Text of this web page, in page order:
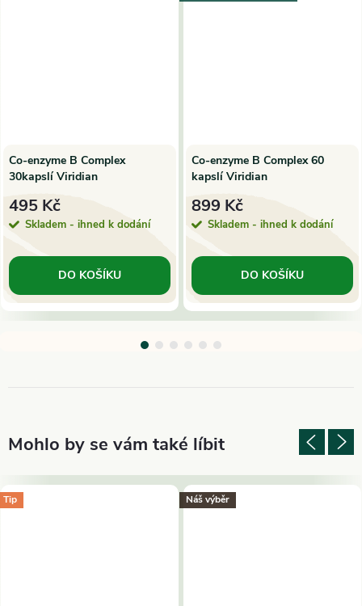
Co-enzyme B Complex
30kapslí Viridian
495 Kč
Skladem - ihned k dodání
DO KOŠÍKU
Co-enzyme B Complex 60
kapslí Viridian
899 Kč
Skladem - ihned k dodání
DO KOŠÍKU
Tip Náš výběr